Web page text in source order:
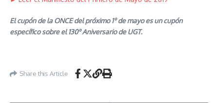
El cupón de la ONCE del próximo 1º de mayo es un cupón
específico sobre el 130º Aniversario de UGT.
Share this Article